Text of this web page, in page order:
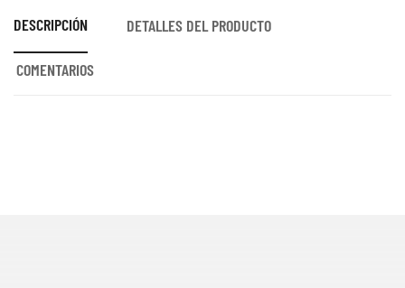
DESCRIPCIÓN DETALLES DEL PRODUCTO
COMENTARIOS